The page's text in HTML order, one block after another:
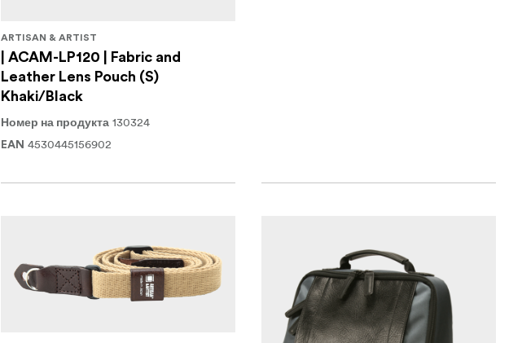
ARTISAN & ARTIST
| ACAM-LP120 | Fabric and
Leather Lens Pouch (S)
Khaki/Black
Номер на продукта 130324
EAN 4530445156902